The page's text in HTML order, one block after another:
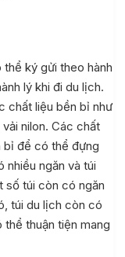
thể ký gửi theo hành
lý khi đi du lịch.
chất liệu bền bỉ như
nilon. Các chất
bỉ để có thể đựng
ngăn và túi
số túi còn có ngăn
túi du lịch còn có
thuận tiện mang